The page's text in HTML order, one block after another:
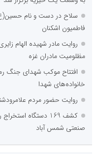
سلاح در دست و نام
فاطمیون اشکنان
روایت مادر شهیده الهام
مظلومیت مادران غزه
افتتاح موکب شهدای جنگ
خانواده‌های شهدا
روایت حضور مردم
کشف 169 دستگاه
صنعتی شمس آباد